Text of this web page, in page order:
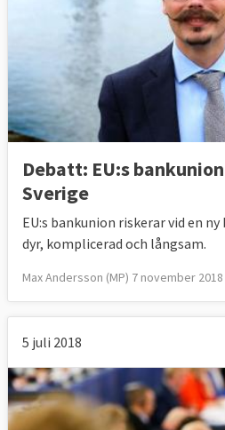
Debatt: EU:s
Sverige
EU:s bankunion riskerar vid en
dyr, komplicerad och långsam.
Max Andersson (MP) 7 november 2018
5 juli 2018